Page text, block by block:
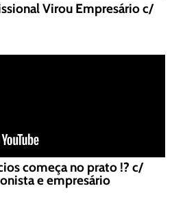
Virou Empresário c/
começa no prato !? c/
e empresário